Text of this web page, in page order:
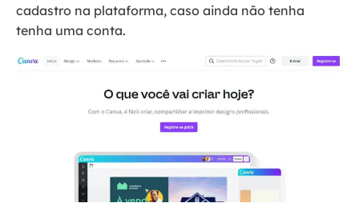
cadastro na plataforma, caso ainda não tenha
tenha uma conta.